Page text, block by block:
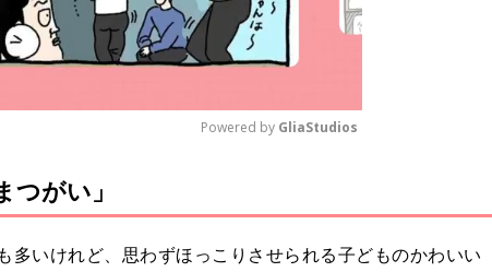
u
t
Powered by GliaStudios
がい」
多いけれど、思わずほっこりさせられる子どものかわいい